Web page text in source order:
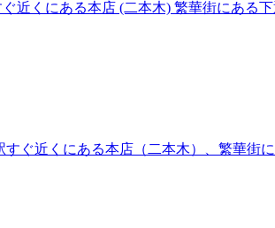
近くにある本店 (二本木) 繁華街にある
ぐ近くにある本店（二本木）、繁華